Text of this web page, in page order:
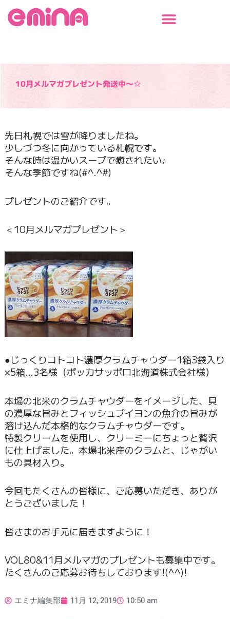
10月メルマガプレゼント発送中～☆
先日札幌では雪が降りましたね。
少しづつ冬に向かっている札幌です。
そんな時は温かいスープで癒されたい♪
そんな季節ですね(#^.^#)
プレゼントのご紹介です。
＜10月メルマガプレゼント＞
●じっくりコトコト濃厚クラムチャウダー1箱3袋入り
×5箱…3名様（ポッカサッポロ北海道株式会社様）
本場の北米のクラムチャウダーをイメージした、貝
の濃厚な旨みとフィッシュブイヨンの魚介の旨みが
溶け込んだ本格的なクラムチャウダーです。
特製クリームを使用し、クリーミーにちょっと贅沢
に仕上げました。本場北米産のクラムと、じゃがい
もの具材入り。
今回もたくさんの皆様に、ご応募いただき、ありが
とうございました！
皆さまのお手元に届きますように！
VOL80&11月メルマガのプレゼントも募集中です。
たくさんのご応募お待ちしております!(^^)!
エミナ編集部 11月 12, 2019 10:50 am